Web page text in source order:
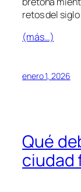
retos del siglo
(más…)
enero 1, 2026
Qué
ciudad